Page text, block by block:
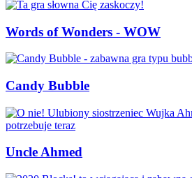
Words of Wonders - WOW
Candy Bubble
Uncle Ahmed